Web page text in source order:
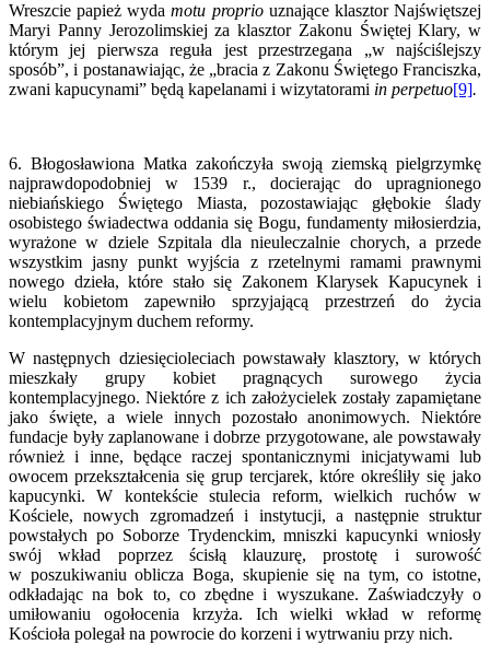
Wreszcie papież wydamotu propriouznające klasztor Najświętszej
Maryi Panny Jerozolimskiej za klasztor Zakonu Świętej Klary, w
którym jej pierwsza reguła jest przestrzegana „w najściślejszy
sposób”, i postanawiając, że „bracia z Zakonu Świętego Franciszka,
zwani kapucynami” będą kapelanami i wizytatorami in perpetuo[9].
6. Błogosławiona Matka zakończyła swoją ziemską pielgrzymkę
najprawdopodobniej w 1539 r., docierając do upragnionego
niebiańskiego Świętego Miasta, pozostawiając głębokie ślady
osobistego świadectwa oddania się Bogu, fundamenty miłosierdzia,
wyrażone w dziele Szpitala dla nieuleczalnie chorych, a przede
wszystkim jasny punkt wyjścia z rzetelnymi ramami prawnymi
nowego dzieła, które stało się Zakonem Klarysek Kapucynek i
wielu kobietom zapewniło sprzyjającą przestrzeń do życia
kontemplacyjnym duchem reformy.
W następnych dziesięcioleciach powstawały klasztory, w których
mieszkały grupy kobiet pragnących surowego życia
kontemplacyjnego. Niektóre z ich założycielek zostały zapamiętane
jako święte, a wiele innych pozostało anonimowych. Niektóre
fundacje były zaplanowane i dobrze przygotowane, ale powstawały
również i inne, będące raczej spontanicznymi inicjatywami lub
owocem przekształcenia się grup tercjarek, które określiły się jako
kapucynki. W kontekście stulecia reform, wielkich ruchów w
Kościele, nowych zgromadzeń i instytucji, a następnie struktur
powstałych po Soborze Trydenckim, mniszki kapucynki wniosły
swój wkład poprzez ścisłą klauzurę, prostotę i surowość
w poszukiwaniu oblicza Boga, skupienie się na tym, co istotne,
odkładając na bok to, co zbędne i wyszukane. Zaświadczyły o
umiłowaniu ogołocenia krzyża. Ich wielki wkład w reformę
Kościoła polegał na powrocie do korzeni i wytrwaniu przy nich.